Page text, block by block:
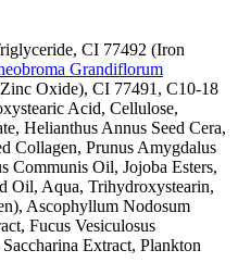
CI 77492 (Iron
Grandiflorum
Oxide), CI 77491, C10-18
Acid, Cellulose,
Helianthus Annus Seed Cera,
Collagen, Prunus Amygdalus
Communis Oil, Jojoba Esters,
Oil, Aqua, Trihydroxystearin,
Ascophyllum Nodosum
Fucus Vesiculosus
Extract, Plankton